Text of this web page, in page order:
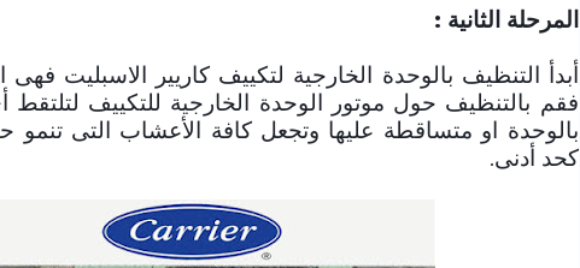
المرحلة الثانية :
أبدأ التنظيف بالوحدة الخارجية لتكييف كاريير الاسبليت فهى
فقم بالتنظيف حول موتور الوحدة الخارجية للتكييف
كحد أدنى.